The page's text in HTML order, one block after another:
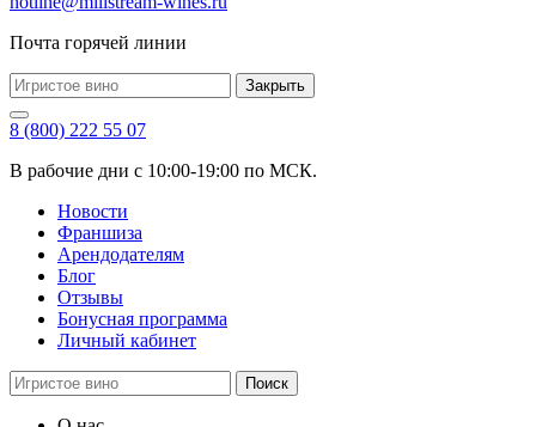
Почта горячей линии
Закрыть
8 (800) 222 55 07
В рабочие дни с 10:00-19:00 по МСК.
Новости
Франшиза
Арендодателям
Блог
Отзывы
Бонусная программа
Личный кабинет
Поиск